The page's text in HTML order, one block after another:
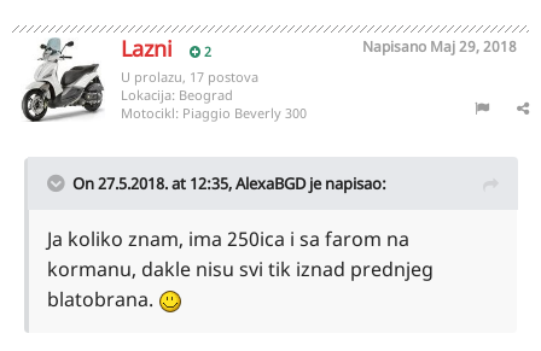
Lazni 2 Napisano Maj 29, 2018
U prolazu, 17 postova
Lokacija: Beograd
Motocikl: Piaggio Beverly 300
On 27.5.2018. at 12:35,AlexaBGDje napisao:
Ja koliko znam, ima 250ica i sa farom na
kormanu, dakle nisu svi tik iznad prednjeg
blatobrana.